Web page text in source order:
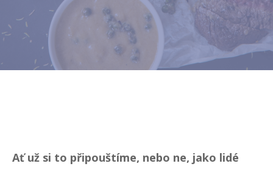
Ať už si to připouštíme, nebo ne, jako lidé